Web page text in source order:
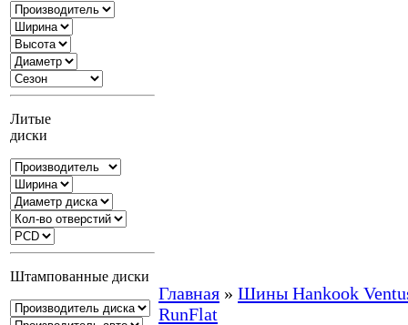
Литые
диски
Штампованные диски
Главная » Шины Hankook
RunFlat